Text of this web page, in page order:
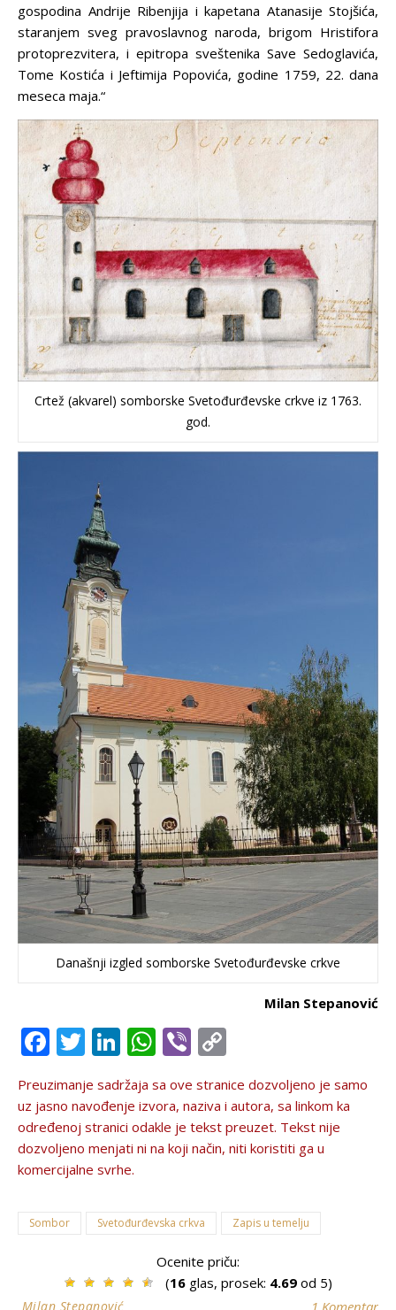
gospodina Andrije Ribenjija i kapetana Atanasije Stojšića,
staranjem sveg pravoslavnog naroda, brigom Hristifora
protoprezvitera, i epitropa sveštenika Save Sedoglavića,
Tome Kostića i Jeftimija Popovića, godine 1759, 22. dana
meseca maja.“
Crtež (akvarel) somborske Svetođurđevske crkve iz 1763.
god.
Današnji izgled somborske Svetođurđevske crkve
Milan Stepanović
Facebook
Twitter
LinkedIn
WhatsApp
Viber
Link
Preuzimanje sadržaja sa ove stranice dozvolјeno je samo
uz jasno navođenje izvora, naziva i autora, sa linkom ka
određenoj stranici odakle je tekst preuzet. Tekst nije
dozvolјeno menjati ni na koji način, niti koristiti ga u
komercijalne svrhe.
Sombor Svetođurđevska crkva Zapis u temelju
Ocenite priču:
(16glas, prosek: 4.69od 5)
Milan Stepanović